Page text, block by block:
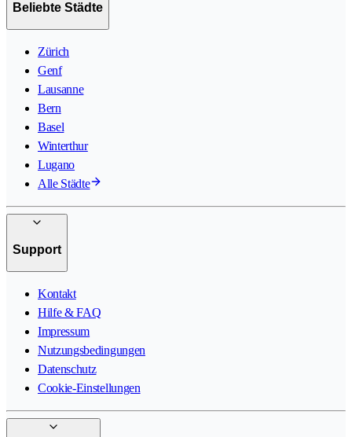
Beliebte Städte
Zürich
Genf
Lausanne
Bern
Basel
Winterthur
Lugano
Alle Städte
Support
Kontakt
Hilfe & FAQ
Impressum
Nutzungsbedingungen
Datenschutz
Cookie-Einstellungen